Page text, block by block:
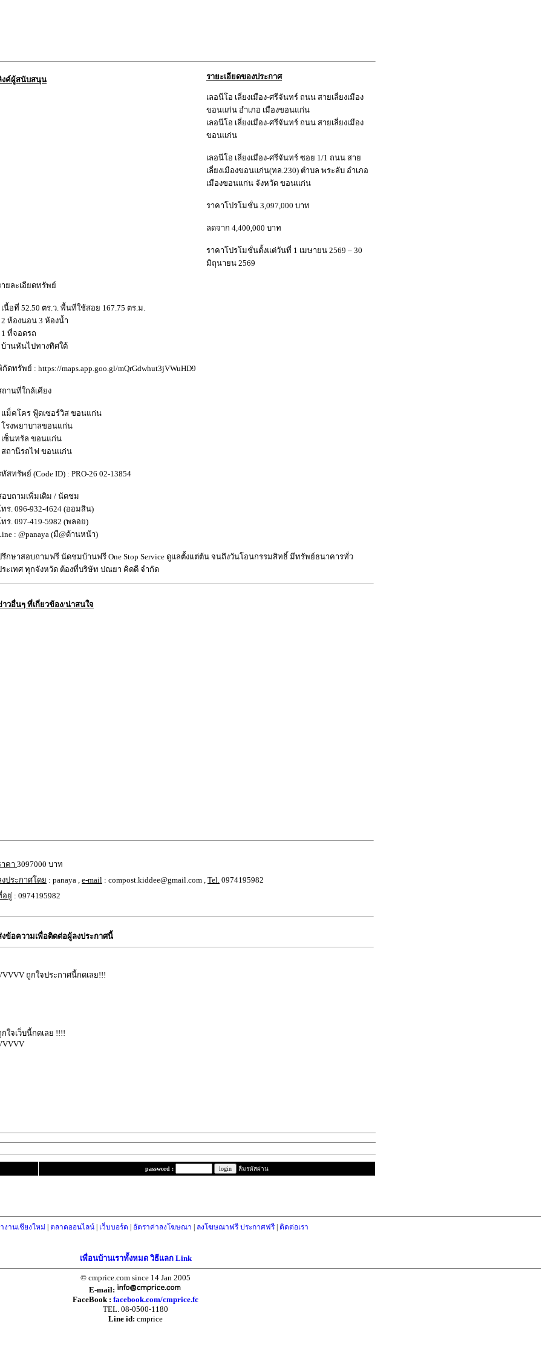
งค์ผู้สนับสนุน รายะเอียดของประกาศ
เลอนีโอ เลี่ยงเมือง-ศรีจันทร์ ถนน สายเลี่ยงเมือง
ขอนแก่น อำเภอ เมืองขอนแก่น
เลอนีโอ เลี่ยงเมือง-ศรีจันทร์ ถนน สายเลี่ยงเมือง
ขอนแก่น
เลอนีโอ เลี่ยงเมือง-ศรีจันทร์ ซอย 1/1 ถนน สาย
เลี่ยงเมืองขอนแก่น(ทล.230) ตำบล พระลับ อำเภอ
เมืองขอนแก่น จังหวัด ขอนแก่น
ราคาโปรโมชั่น 3,097,000 บาท
ลดจาก 4,400,000 บาท
ราคาโปรโมชั่นตั้งแต่วันที่ 1 เมษายน 2569 – 30
มิถุนายน 2569
ายละเอียดทรัพย์
เนื้อที่ 52.50 ตร.ว. พื้นที่ใช้สอย 167.75 ตร.ม.
2 ห้องนอน 3 ห้องน้ำ
1 ที่จอดรถ
บ้านหันไปทางทิศใต้
ดทรัพย์ : https://maps.app.goo.gl/mQrGdwhut3jVWuHD9
ถานที่ใกล้เคียง
แม็คโคร ฟู้ดเซอร์วิส ขอนแก่น
โรงพยาบาลขอนแก่น
เซ็นทรัล ขอนแก่น
สถานีรถไฟ ขอนแก่น
สทรัพย์ (Code ID) : PRO-26 02-13854
อบถามเพิ่มเติม / นัดชม
ทร. 096-932-4624 (ออมสิน)
ทร. 097-419-5982 (พลอย)
: @panaya (มี@ด้านหน้า)
รึกษาสอบถามฟรี นัดชมบ้านฟรี One Stop Service ดูแลตั้งแต่ต้น จนถึงวันโอนกรรมสิทธิ์ มีทรัพย์ธนาคารทั่ว
ระเทศ ทุกจังหวัด ต้องที่บริษัท ปณยา คิดดี จำกัด
าวอื่นๆ ที่เกี่ยวข้อง/น่าสนใจ
าคา 3097000 บาท
งประกาศโดย : panaya , e-mail : compost.kiddee@gmail.com , Tel. 0974195982
อยู่ : 0974195982
งข้อความเพื่อติดต่อผู้ลงประกาศนี้
ถูกใจประกาศนี้กดเลย!!!
กใจเว็บนี้กดเลย !!!!
password : ลืมรหัสผ่าน
งานเชียงใหม่ | ตลาดออนไลน์| เว็บบอร์ด | อัตราค่าลงโฆษณา | ลงโฆษณาฟรี ประกาศฟรี| ติดต่อเรา
เพื่อนบ้านเราทั้งหมด วิธีแลก Link
© cmprice.com since 14 Jan 2005
E-mail:
FaceBook : facebook.com/cmprice.fc
TEL. 08-0500-1180
Line id: cmprice